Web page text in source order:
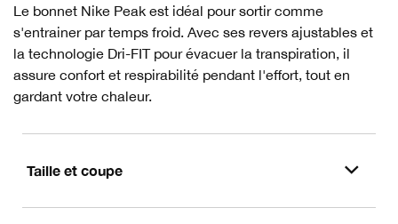
Le bonnet Nike Peak est idéal pour sortir comme
s'entrainer par temps froid. Avec ses revers ajustables et
la technologie Dri-FIT pour évacuer la transpiration, il
assure confort et respirabilité pendant l'effort, tout en
gardant votre chaleur.
Taille et coupe